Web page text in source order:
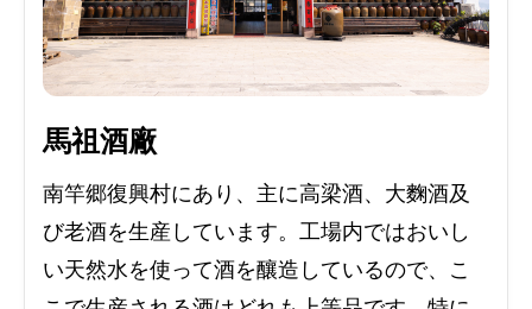
馬祖酒廠
南竿郷復興村にあり、主に高梁酒、大麴酒及
び老酒を生産しています。工場内ではおいし
い天然水を使って酒を釀造しているので、こ